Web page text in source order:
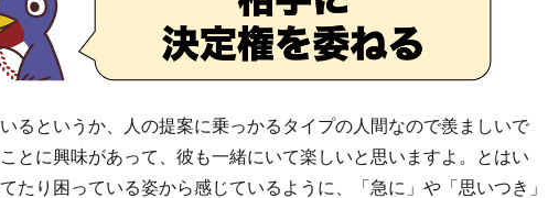
るというか、人の提案に乗っかるタイプの人間なので羨ましいで
とに興味があって、彼も一緒にいて楽しいと思いますよ。とはい
たり困っている姿から感じているように、「急に」や「思いつき」